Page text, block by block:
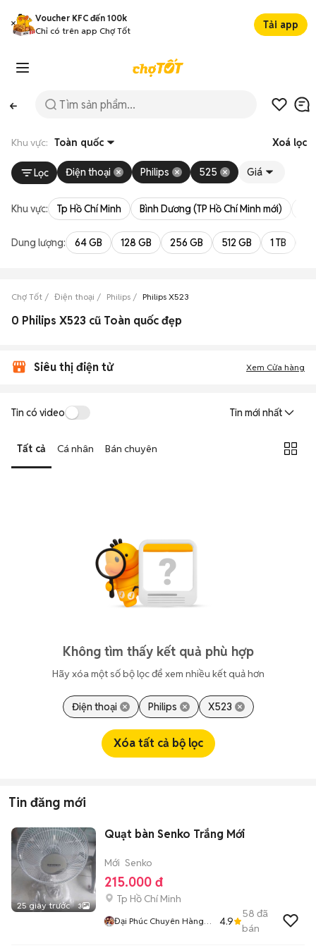
Voucher KFC đến 100k
Chỉ có trên app Chợ Tốt
Tải app
Khu vực: Toàn quốc Xoá lọc
Lọc Điện thoại Philips 525 Giá
Khu vực: Tp Hồ Chí Minh Bình Dương (TP Hồ Chí Minh mới)
Dung lượng: 64 GB 128 GB 256 GB 512 GB 1 TB
Chợ Tốt Điện thoại Philips Philips X523
0 Philips X523 cũ Toàn quốc đẹp
Siêu thị điện tử Xem Cửa hàng
Tin có video Tin mới nhất
Tất cả Cá nhân Bán chuyên
Không tìm thấy kết quả phù hợp
Hãy xóa một số bộ lọc để xem nhiều kết quả hơn
Điện thoại Philips X523
Xóa tất cả bộ lọc
Tin đăng mới
25 giây trước 3
Quạt bàn Senko Trắng Mới
Mới Senko
215.000 đ
Tp Hồ Chí Minh
Đại Phúc Chuyên Hàng
4.9
58 đã
bán